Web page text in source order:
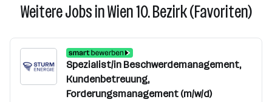
Weitere Jobs in Wien 10. Bezirk (Favoriten)
Spezialist/in Beschwerdemanagement,
Kundenbetreuung,
Forderungsmanagement (m/w/d)